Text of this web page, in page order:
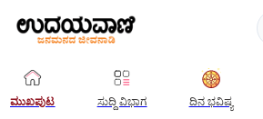
ಮುಖಪುಟ ಸುದ್ದಿ ವಿಭಾಗ ದಿನ ಭವಿಷ್ಯ